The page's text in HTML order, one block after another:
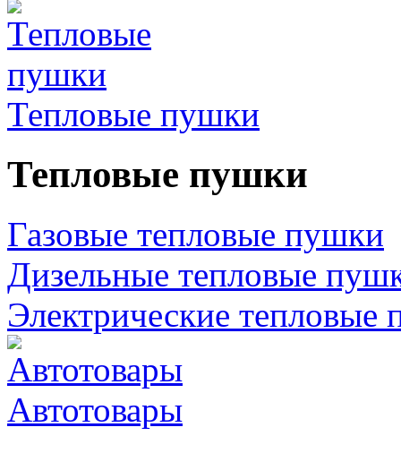
Тепловые пушки
Тепловые пушки
Газовые тепловые пушки
Дизельные тепловые
Электрические тепловые
Автотовары